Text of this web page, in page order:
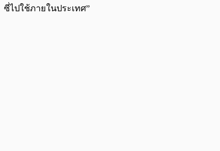
ซี่ไปใช้ภายในประเทศ”